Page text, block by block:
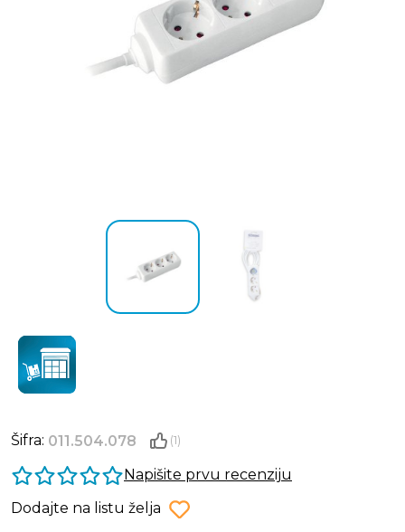
Šifra: 011.504.078 (1)
Napišite prvu recenziju
Dodajte na listu želja